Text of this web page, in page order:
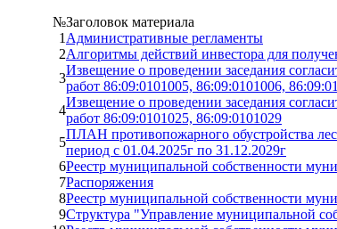
№Заголовок материала
1 Административные регламенты
2Алгоритмы действий инвестора для
3
Извещение о проведении заседания
работ 86:09:0101005, 86:09:0101006,
4
Извещение о проведении заседания
работ 86:09:0101025, 86:09:0101029
5
ПЛАН противопожарного обустройства
период с 01.04.2025г по 31.12.2029г
6Реестр муниципальной собственности
7Распоряжения
8Реестр муниципальной собственности
9Структура "Управление муниципальной